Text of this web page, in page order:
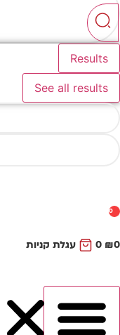
Results
See all results
0
₪0
0 עגלת קניות